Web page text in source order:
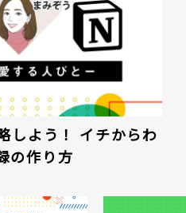
しよう！ イチからわ
の作り方